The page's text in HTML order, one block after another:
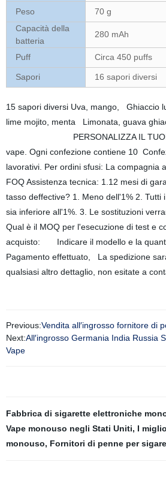
Peso
70 g
Capacità della
batteria
280 mAh
Puff Circa 450 puffs
Sapori 16 sapori diversi
15 sapori diversi Uva, mango, Ghiaccio
lime mojito, menta Limonata,
PERSONALIZZA IL TUO! ALTRI
vape. Ogni confezione contiene 10
lavorativi. Per ordini sfusi: La compagnia
FOQ Assistenza tecnica: 1.12 mesi di
tasso deffective? 1. Meno dell'1% 2.
sia inferiore all'1%. 3. Le sostituzioni
Qual è il MOQ per l'esecuzione di test e
acquisto: Indicare il modello e la
Pagamento effettuato, La spedizione
qualsiasi altro dettaglio, non esitate a
Previous:Vendita all′ingrosso fornitore di
Next:All′ingrosso Germania India Russia
Vape
Fabbrica di sigarette elettroniche
Vape monouso negli Stati Uniti, I
monouso, Fornitori di penne per